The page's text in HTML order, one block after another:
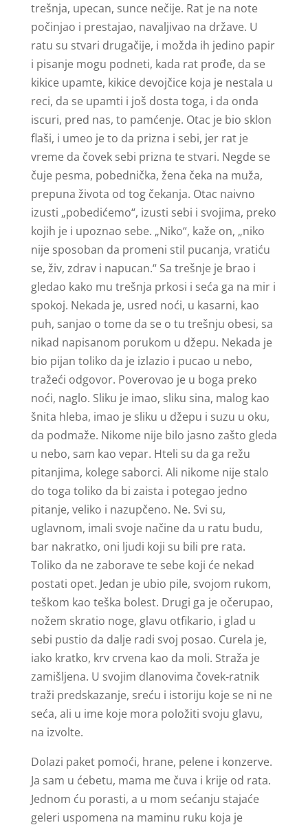
trešnja, upecan, sunce nečije. Rat je na note
počinjao i prestajao, navaljivao na države. U
ratu su stvari drugačije, i možda ih jedino papir
i pisanje mogu podneti, kada rat prođe, da se
kikice upamte, kikice devojčice koja je nestala u
reci, da se upamti i još dosta toga, i da onda
iscuri, pred nas, to pamćenje. Otac je bio sklon
flaši, i umeo je to da prizna i sebi, jer rat je
vreme da čovek sebi prizna te stvari. Negde se
čuje pesma, pobednička, žena čeka na muža,
prepuna života od tog čekanja. Otac naivno
izusti „pobedićemo“, izusti sebi i svojima, preko
kojih je i upoznao sebe. „Niko“, kaže on, „niko
nije sposoban da promeni stil pucanja, vratiću
se, živ, zdrav i napucan.“ Sa trešnje je brao i
gledao kako mu trešnja prkosi i seća ga na mir i
spokoj. Nekada je, usred noći, u kasarni, kao
puh, sanjao o tome da se o tu trešnju obesi, sa
nikad napisanom porukom u džepu. Nekada je
bio pijan toliko da je izlazio i pucao u nebo,
tražeći odgovor. Poverovao je u boga preko
noći, naglo. Sliku je imao, sliku sina, malog kao
šnita hleba, imao je sliku u džepu i suzu u oku,
da podmaže. Nikome nije bilo jasno zašto gleda
u nebo, sam kao vepar. Hteli su da ga režu
pitanjima, kolege saborci. Ali nikome nije stalo
do toga toliko da bi zaista i potegao jedno
pitanje, veliko i nazupčeno. Ne. Svi su,
uglavnom, imali svoje načine da u ratu budu,
bar nakratko, oni ljudi koji su bili pre rata.
Toliko da ne zaborave te sebe koji će nekad
postati opet. Jedan je ubio pile, svojom rukom,
teškom kao teška bolest. Drugi ga je očerupao,
nožem skratio noge, glavu otfikario, i glad u
sebi pustio da dalje radi svoj posao. Curela je,
iako kratko, krv crvena kao da moli. Straža je
zamišljena. U svojim dlanovima čovek-ratnik
traži predskazanje, sreću i istoriju koje se ni ne
seća, ali u ime koje mora položiti svoju glavu,
na izvolte.
Dolazi paket pomoći, hrane, pelene i konzerve.
Ja sam u ćebetu, mama me čuva i krije od rata.
Jednom ću porasti, a u mom sećanju stajaće
geleri uspomena na maminu ruku koja je